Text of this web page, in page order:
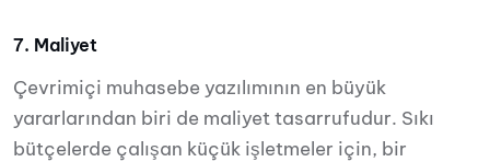
7. Maliyet
Çevrimiçi muhasebe yazılımının en büyük
yararlarından biri de maliyet tasarrufudur. Sıkı
bütçelerde çalışan küçük işletmeler için, bir